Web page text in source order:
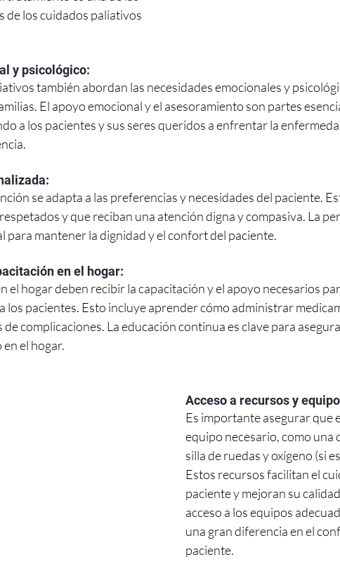
de los cuidados paliativos
y psicológico:
también abordan las necesidades emocionales y
El apoyo emocional y el asesoramiento son partes
a los pacientes y sus seres queridos a enfrentar la
se adapta a las preferencias y necesidades del paciente.
y que reciban una atención digna y compasiva. La
para mantener la dignidad y el confort del paciente.
en el hogar:
el hogar deben recibir la capacitación y el apoyo necesarios
los pacientes. Esto incluye aprender cómo administrar
complicaciones. La educación continua es clave para
el hogar.
Acceso a recursos y
Es importante asegurar que
equipo necesario, como una
silla de ruedas y oxígeno (si
Estos recursos facilitan el
paciente y mejoran su
acceso a los equipos
una gran diferencia en el
paciente.